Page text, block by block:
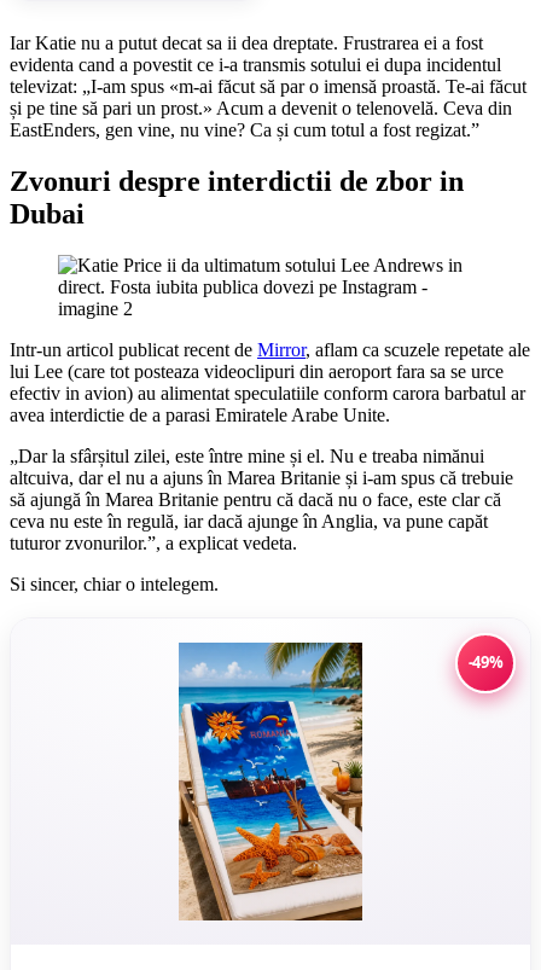
Iar Katie nu a putut decat sa ii dea dreptate. Frustrarea ei a fost
evidenta cand a povestit ce i-a transmis sotului ei dupa incidentul
televizat: „I-am spus «m-ai făcut să par o imensă proastă. Te-ai făcut
și pe tine să pari un prost.» Acum a devenit o telenovelă. Ceva din
EastEnders, gen vine, nu vine? Ca și cum totul a fost regizat.”
Zvonuri despre interdictii de zbor in
Dubai
Intr-un articol publicat recent de Mirror, aflam ca scuzele repetate ale
lui Lee (care tot posteaza videoclipuri din aeroport fara sa se urce
efectiv in avion) au alimentat speculatiile conform carora barbatul ar
avea interdictie de a parasi Emiratele Arabe Unite.
„Dar la sfârșitul zilei, este între mine și el. Nu e treaba nimănui
altcuiva, dar el nu a ajuns în Marea Britanie și i-am spus că trebuie
să ajungă în Marea Britanie pentru că dacă nu o face, este clar că
ceva nu este în regulă, iar dacă ajunge în Anglia, va pune capăt
tuturor zvonurilor.”, a explicat vedeta.
Si sincer, chiar o intelegem.
-49%